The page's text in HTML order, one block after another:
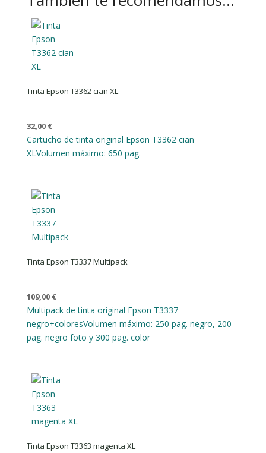
Tinta Epson T3362 cian XL
32,00 €
Cartucho de tinta original Epson T3362 cian
XLVolumen máximo: 650 pag.
Tinta Epson T3337 Multipack
109,00 €
Multipack de tinta original Epson T3337
negro+coloresVolumen máximo: 250 pag. negro, 200
pag. negro foto y 300 pag. color
Tinta Epson T3363 magenta XL